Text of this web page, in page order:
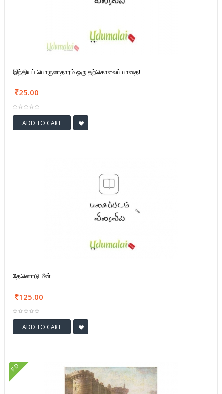
இந்தியப் பொருளாதாரம் ஒரு தற்கொலைப் பாதை!
25.00
ADD TO CART
தேனொடு மீன்
125.00
ADD TO CART
FD